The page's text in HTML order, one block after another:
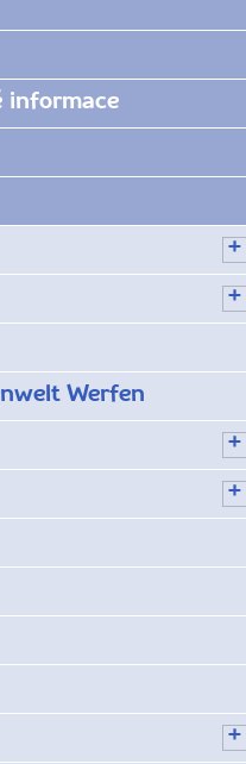
informace
Werfen